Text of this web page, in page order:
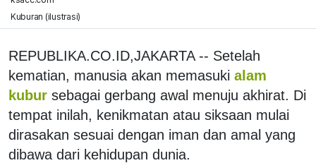
Kuburan (ilustrasi)
REPUBLIKA.CO.ID,JAKARTA -- Setelah
kematian, manusia akan memasuki alam
kubur sebagai gerbang awal menuju akhirat. Di
tempat inilah, kenikmatan atau siksaan mulai
dirasakan sesuai dengan iman dan amal yang
dibawa dari kehidupan dunia.